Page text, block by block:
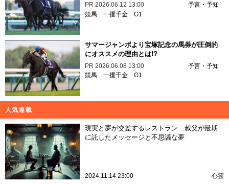
PR 2026.06.12 13:00
予言・予知
競馬 一攫千金 G1
サマージャンボより宝塚記念の馬券が圧倒的
にオススメの理由とは!?
PR 2026.06.08 13:00
予言・予知
競馬 一攫千金 G1
人気連載
現実と夢が交差するレストラン…叔父が最期
に託したメッセージと不思議な夢
2024.11.14 23:00 心霊